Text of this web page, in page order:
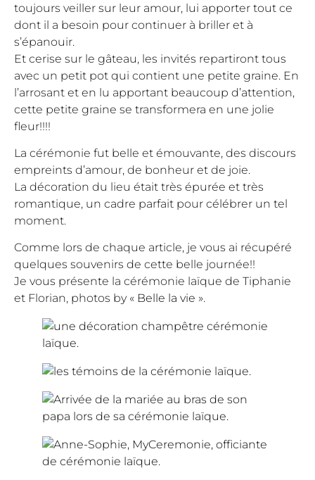
toujours veiller sur leur amour, lui apporter tout ce
dont il a besoin pour continuer à briller et à
s’épanouir.
Et cerise sur le gâteau, les invités repartiront tous
avec un petit pot qui contient une petite graine. En
l’arrosant et en lu apportant beaucoup d’attention,
cette petite graine se transformera en une jolie
fleur!!!!
La cérémonie fut belle et émouvante, des discours
empreints d’amour, de bonheur et de joie.
La décoration du lieu était très épurée et très
romantique, un cadre parfait pour célébrer un tel
moment.
Comme lors de chaque article, je vous ai récupéré
quelques souvenirs de cette belle journée!!
Je vous présente la cérémonie laïque de Tiphanie
et Florian, photos by « Belle la vie ».